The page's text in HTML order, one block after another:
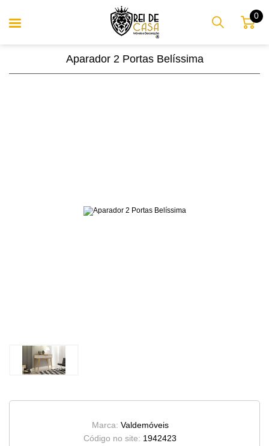
0
Aparador 2 Portas Belíssima
Marca: Valdemóveis
Código no site: 1942423